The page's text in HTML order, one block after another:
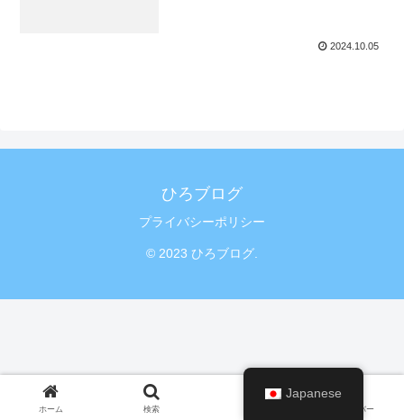
2024.10.05
ひろブログ
プライバシーポリシー
© 2023 ひろブログ.
ホーム 検索 サイドバー
Japanese